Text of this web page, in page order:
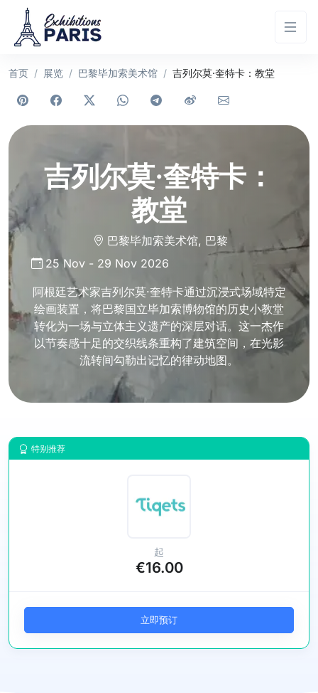
首页 展览 巴黎毕加索美术馆 吉列尔莫·奎特卡：教堂
吉列尔莫·奎特卡：
教堂
巴黎毕加索美术馆, 巴黎
25 Nov - 29 Nov 2026
阿根廷艺术家吉列尔莫·奎特卡通过沉浸式场域特定
绘画装置，将巴黎国立毕加索博物馆的历史小教堂
转化为一场与立体主义遗产的深层对话。这一杰作
以节奏感十足的交织线条重构了建筑空间，在光影
流转间勾勒出记忆的律动地图。
特别推荐
起
€16.00
立即预订